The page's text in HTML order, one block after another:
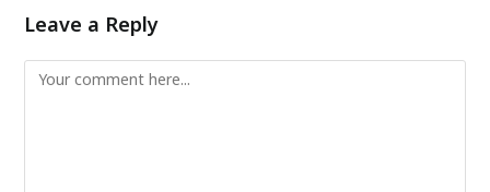
Leave a Reply